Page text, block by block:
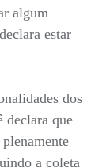
algum
estar
dos
que
a coleta